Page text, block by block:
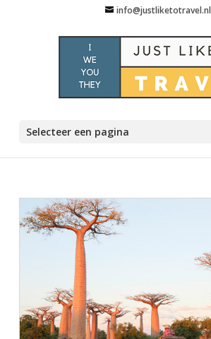
info@justliketotravel.nl
Selecteer een pagina